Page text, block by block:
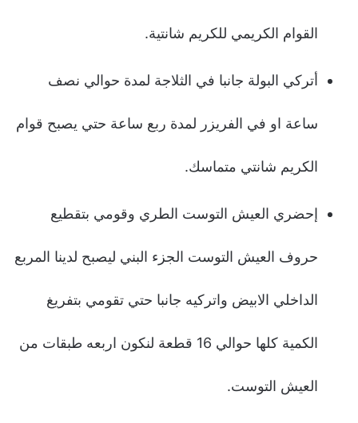
القوام الكريمي للكريم شانتية.
أتركي البولة جانبا في الثلاجة لمدة حوالي نصف
ساعة او في الفريزر لمدة ربع ساعة حتي يصبح قوام
الكريم شانتي متماسك.
إحضري العيش التوست الطري وقومي بتقطيع
حروف العيش التوست الجزء البني ليصبح لدينا المربع
الداخلي الابيض واتركيه جانبا حتي تقومي بتفريغ
الكمية كلها حوالي 16 قطعة لنكون اربعه طبقات من
العيش التوست.